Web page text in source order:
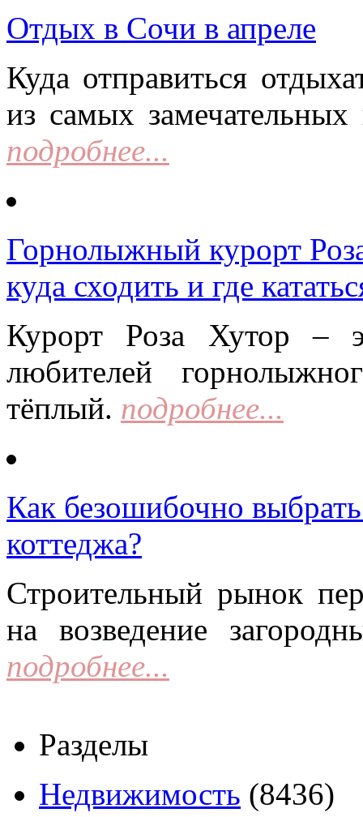
Отдых в Сочи в апреле
Куда отправиться
из самых замечательных
подробнее...
Горнолыжный курорт
куда сходить и где
Курорт Роза Хутор –
любителей
тёплый. подробнее...
Как безошибочно
коттеджа?
Строительный рынок
на возведение
подробнее...
Разделы
Недвижимость (8436)